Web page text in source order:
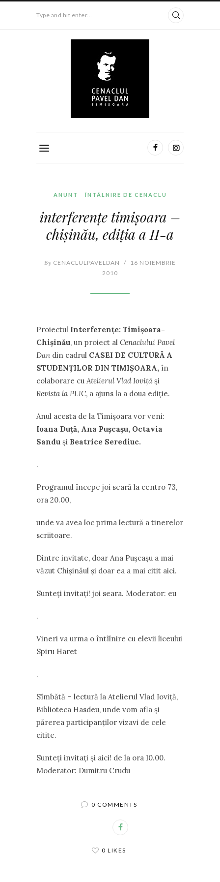
Type and hit enter...
ANUNT ÎNTÂLNIRE DE CENACLU
interferenţe timişoara –
chişinău, ediţia a II-a
By CENACLULPAVELDAN /
16 NOIEMBRIE
2010
Proiectul Interferenţe: Timişoara-
Chişinău, un proiect al Cenaclului Pavel
Dan din cadrul CASEI DE CULTURĂ A
STUDENŢILOR DIN TIMIŞOARA, în
colaborare cu Atelierul Vlad Ioviţă şi
Revista la PLIC, a ajuns la a doua ediţie.
Anul acesta de la Timişoara vor veni:
Ioana Duţă, Ana Puşcaşu, Octavia
Sandu şi Beatrice Serediuc.
.
Programul începe joi seară la centro 73,
ora 20.00,
unde va avea loc prima lectură a tinerelor
scriitoare.
Dintre invitate, doar Ana Puşcaşu a mai
văzut Chişinăul şi doar ea a mai citit aici.
Sunteţi invitaţi! joi seara. Moderator: eu
.
Vineri va urma o întîlnire cu elevii liceului
Spiru Haret
.
Sîmbătă – lectură la Atelierul Vlad Ioviţă,
Biblioteca Hasdeu, unde vom afla şi
părerea participanţilor vizavi de cele
citite.
Sunteţi invitaţi şi aici! de la ora 10.00.
Moderator: Dumitru Crudu
0 COMMENTS
0 LIKES